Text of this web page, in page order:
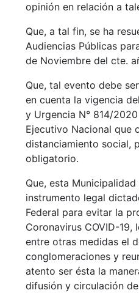
opinión en relación a
Que, a tal fin, se ha
Audiencias Públicas
de Noviembre del cte.
Que, tal evento debe
en cuenta la vigencia
y Urgencia N° 814/
Ejecutivo Nacional que
distanciamiento social,
obligatorio.
Que, esta
instrumento legal
Federal para evitar la
Coronavirus COVID-19,
entre otras medidas el
conglomeraciones y
atento ser ésta la
difusión y circulación